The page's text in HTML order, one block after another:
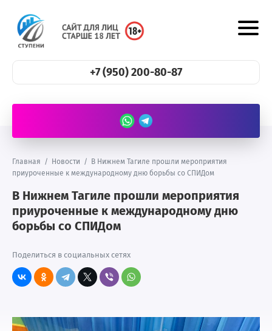
+7 (950) 200-80-87
Главная / Новости /
В Нижнем Тагиле прошли мероприятия
приуроченные к международному дню борьбы со СПИДом
В Нижнем Тагиле прошли мероприятия
приуроченные к международному дню
борьбы со СПИДом
Поделиться в социальных сетях